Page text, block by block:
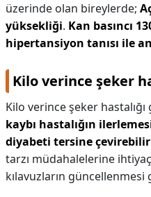
üzerinde olan bireylerde;
yüksekliği. Kan basıncı
hipertansiyon tanısı ile
Kilo verince şeker
Kilo verince şeker hastalığı
kaybı hastalığın
diyabeti tersine çevirebilir
tarzı müdahalelerine
kılavuzların